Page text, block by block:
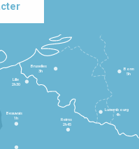
Beauvais
1h
Reims
2h45
Lille
2h30
Bruxelles
3h
Bonn
5h
Luxembourg
4h